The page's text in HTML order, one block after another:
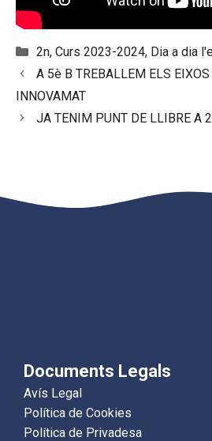
Categories
2n, Curs 2023-2024, Dia a dia
A 5è B TREBALLEM ELS
INNOVAMAT
JA TENIM PUNT DE LLIBRE A
Documents Legals
Avís Legal
Política de Cookies
Política de Privadesa